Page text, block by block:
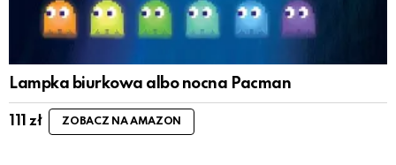
Lampka biurkowa albo nocna Pacman
111zł ZOBACZ NA AMAZON